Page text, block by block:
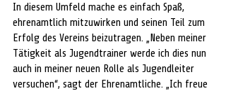
In diesem Umfeld mache es einfach Spaß,
ehrenamtlich mitzuwirken und seinen Teil zum
Erfolg des Vereins beizutragen. „Neben meiner
Tätigkeit als Jugendtrainer werde ich dies nun
auch in meiner neuen Rolle als Jugendleiter
versuchen“, sagt der Ehrenamtliche. „Ich freue